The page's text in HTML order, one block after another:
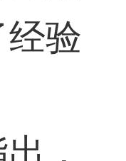
验
，